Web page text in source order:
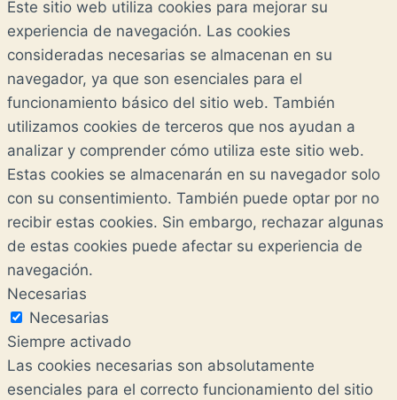
Este sitio web utiliza cookies para mejorar su
experiencia de navegación. Las cookies
consideradas necesarias se almacenan en su
navegador, ya que son esenciales para el
funcionamiento básico del sitio web. También
utilizamos cookies de terceros que nos ayudan a
analizar y comprender cómo utiliza este sitio web.
Estas cookies se almacenarán en su navegador solo
con su consentimiento. También puede optar por no
recibir estas cookies. Sin embargo, rechazar algunas
de estas cookies puede afectar su experiencia de
navegación.
Necesarias
Necesarias
Siempre activado
Las cookies necesarias son absolutamente
esenciales para el correcto funcionamiento del sitio